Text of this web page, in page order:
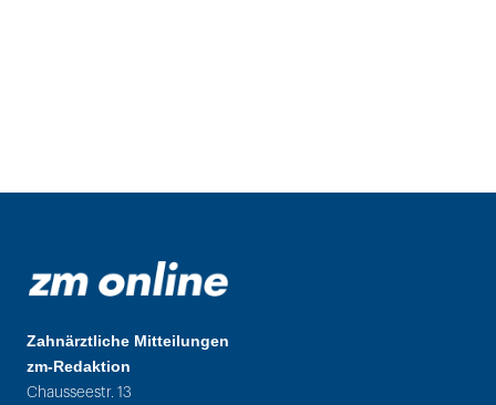
Zahnärztliche Mitteilungen
zm-Redaktion
Chausseestr. 13